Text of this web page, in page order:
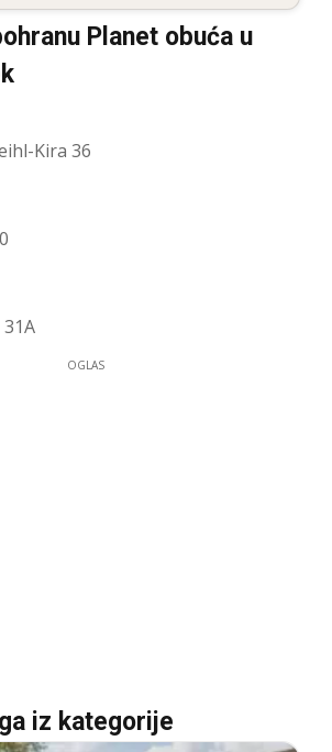
Planet obuća u
Kira 36
OGLAS
iz kategorije